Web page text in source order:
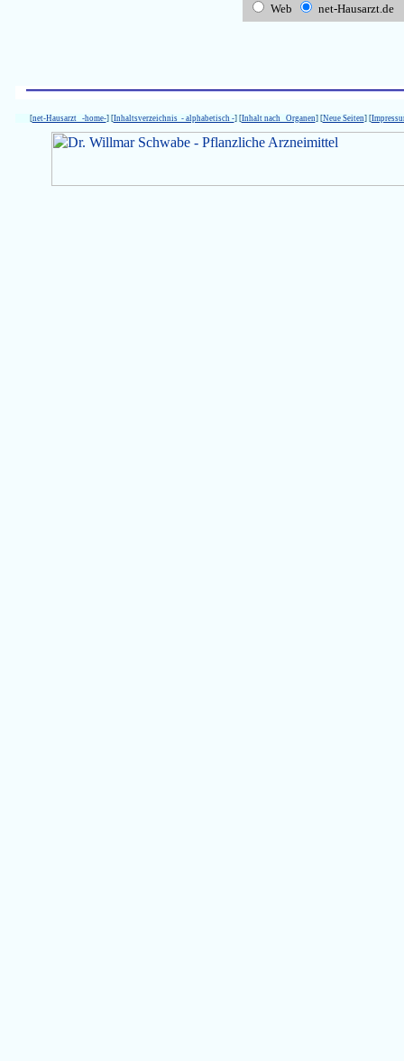
Web net-Hausarzt.de
[net-Hausarzt -home-] [Inhaltsverzeichnis - alphabetisch -] [Inhalt nach Organen] [Neue Seiten] [